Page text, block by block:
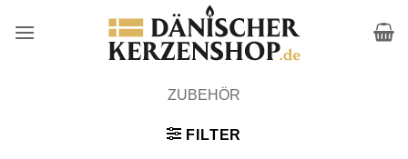
Inhalt
ZUBEHÖR
FILTER